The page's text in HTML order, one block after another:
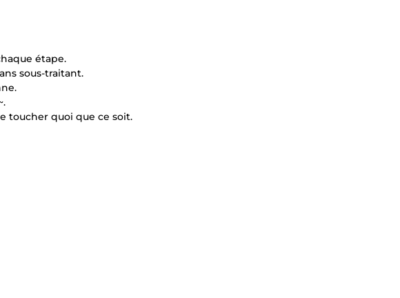
étape.
sous-traitant.
toucher quoi que ce soit.